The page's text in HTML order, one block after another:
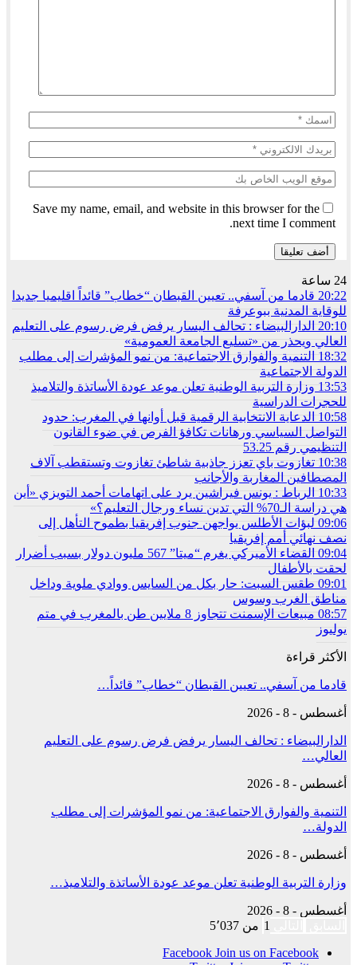
Save my name, email, and website in this browser for the
next time I comment.
24 ساعة
20:22 قادما من آسفي.. تعيين القبطان “خطاب” قائداً اقليميا جديدا
للوقاية المدنية ببوعرفة
20:10 الدارالبيضاء : تحالف اليسار يرفض فرض رسوم على التعليم
العالي ويحذر من «تسليع الجامعة العمومية»
18:32 التنمية والفوارق الاجتماعية: من نمو المؤشرات إلى مطلب
الدولة الاجتماعية
13:53 وزارة التربية الوطنية تعلن موعد عودة الأساتذة والتلاميذ
للحجرات الدراسية
10:58 الدعاية الانتخابية الرقمية قبل أوانها في المغرب: حدود
التواصل السياسي ورهانات تكافؤ الفرص في ضوء القانون
التنظيمي رقم 53.25
10:38 تغازوت باي تعزز جاذبية شاطئ تغازوت وتستقطب آلاف
المصطافين المغاربة والأجانب
10:33 الرباط : يونس فيراشين يرد على اتهامات أحمد التويزي «أين
هي دراسة الـ70% التي تدين نساء ورجال التعليم؟»
09:06 لبؤات الأطلس يواجهن جنوب إفريقيا بطموح التأهل إلى
نصف نهائي أمم إفريقيا
09:04
القضاء الأميركي يغرم “ميتا” 567 مليون دولار بسبب أضرار
لحقت بالأطفال
09:01 طقس السبت: حار بكل من السايس ووادي ملوية وداخل
مناطق الغرب وسوس
08:57
مبيعات الإسمنت تتجاوز 8 ملايين طن بالمغرب في متم
يوليوز
الأكثر قراءة
قادما من آسفي.. تعيين القبطان “خطاب” قائداً…
أغسطس - 8 - 2026
الدارالبيضاء : تحالف اليسار يرفض فرض رسوم على التعليم
العالي…
أغسطس - 8 - 2026
التنمية والفوارق الاجتماعية: من نمو المؤشرات إلى مطلب
الدولة…
أغسطس - 8 - 2026
وزارة التربية الوطنية تعلن موعد عودة الأساتذة والتلاميذ…
أغسطس - 8 - 2026
1 من 5٬037
Facebook Join us on Facebook